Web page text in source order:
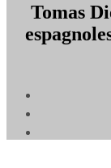
Tomas